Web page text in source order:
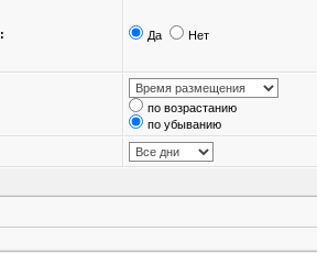
Да Нет
по возрастанию
по убыванию